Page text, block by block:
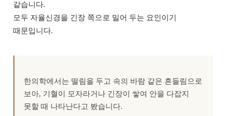
같습니다.
모두 자율신경을 긴장 쪽으로 밀어 두는 요인이기
때문입니다.
한의학에서는 떨림을 두고 속의 바람 같은 흔들림으로
보아, 기혈이 모자라거나 긴장이 쌓여 안을 다잡지
못할 때 나타난다고 봤습니다.